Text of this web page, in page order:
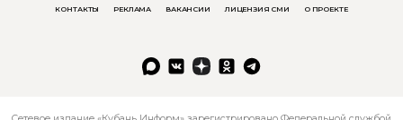
КОНТАКТЫ РЕКЛАМА ВАКАНСИИ ЛИЦЕНЗИЯ СМИ О ПРОЕКТЕ